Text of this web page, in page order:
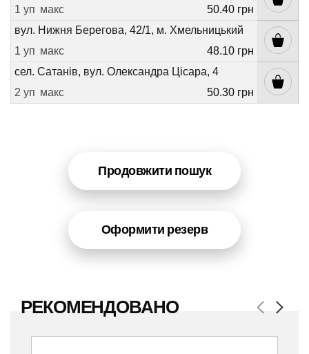
1 уп макс
50.40 грн
вул. Нижня Берегова, 42/1, м. Хмельницький
1 уп макс
48.10 грн
сел. Сатанів, вул. Олександра Цісара, 4
2 уп макс 50.30 грн
Продовжити пошук
Оформити резерв
РЕКОМЕНДОВАНО Previous
Next